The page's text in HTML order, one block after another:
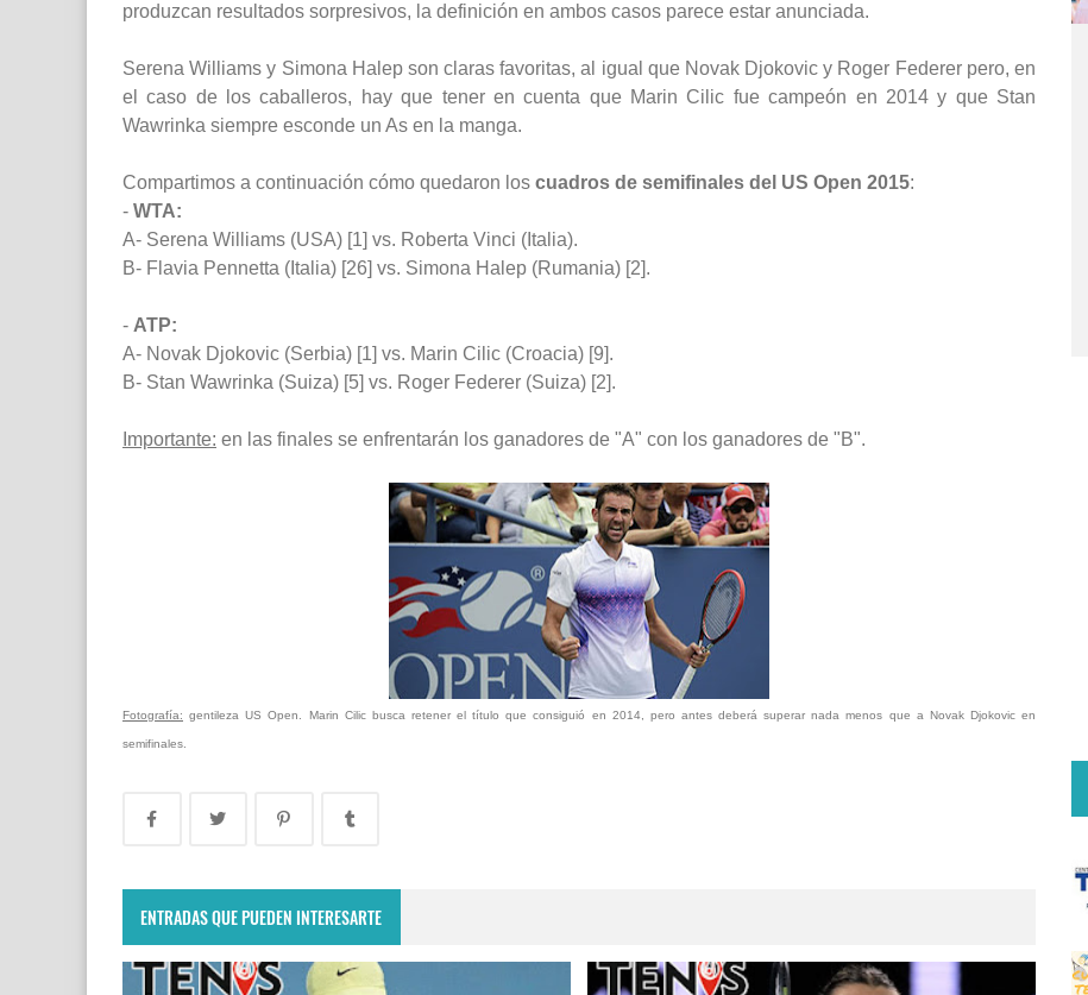
produzcan resultados sorpresivos, la definición en ambos casos parece estar anunciada.
Serena Williams y Simona Halep son claras favoritas, al igual que Novak Djokovic y Roger Federer pero, en
el caso de los caballeros, hay que tener en cuenta que Marin Cilic fue campeón en 2014 y que Stan
Wawrinka siempre esconde un As en la manga.
Compartimos a continuación cómo quedaron los cuadros de semifinales del US Open 2015:
- WTA:
A- Serena Williams (USA) [1] vs. Roberta Vinci (Italia).
B- Flavia Pennetta (Italia) [26] vs. Simona Halep (Rumania) [2].
- ATP:
A- Novak Djokovic (Serbia) [1] vs. Marin Cilic (Croacia) [9].
B- Stan Wawrinka (Suiza) [5] vs. Roger Federer (Suiza) [2].
Importante: en las finales se enfrentarán los ganadores de "A" con los ganadores de "B".
Fotografía: gentileza US Open. Marin Cilic busca retener el título que consiguió en 2014, pero antes deberá superar nada menos que a Novak Djokovic en
semifinales.
ENTRADAS QUE PUEDEN INTERESARTE